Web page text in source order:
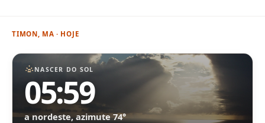
TIMON, MA · HOJE
NASCER DO SOL
05:59
a nordeste, azimute 74°